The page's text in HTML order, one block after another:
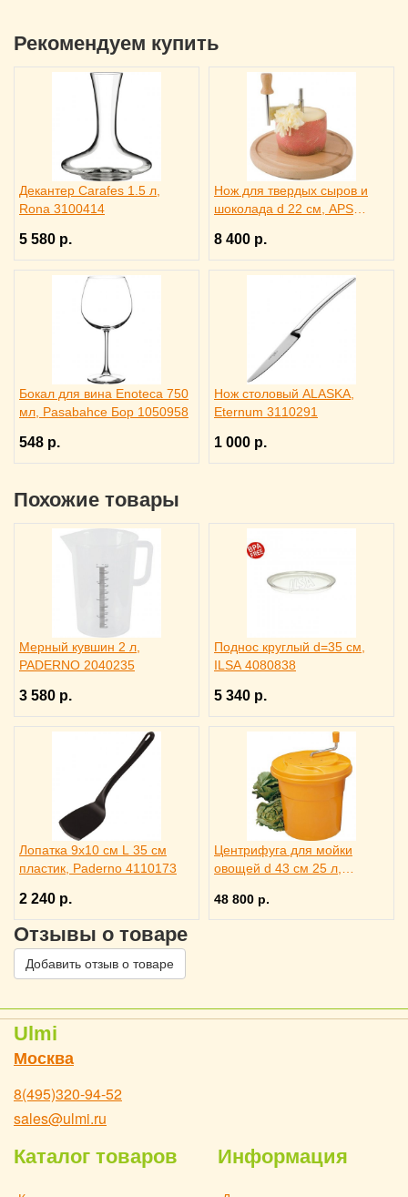
Рекомендуем купить
Декантер Carafes 1.5 л,
Rona 3100414
5 580 р.
Нож для твердых сыров и
шоколада d 22 см, APS
8 400 р.
Бокал для вина Enoteca 750
мл, Pasabahce Бор 1050958
548 р.
Нож столовый ALASKA,
Eternum 3110291
1 000 р.
Похожие товары
Мерный кувшин 2 л,
PADERNO 2040235
3 580 р.
Поднос круглый d=35 см,
ILSA 4080838
5 340 р.
Лопатка 9х10 см L 35 см
пластик, Paderno 4110173
2 240 р.
Центрифуга для мойки
овощей d 43 см 25 л,
48 800 р.
Отзывы о товаре
Добавить отзыв о товаре
Ulmi
Москва
8(495)320-94-52
sales@ulmi.ru
Каталог товаров Информация